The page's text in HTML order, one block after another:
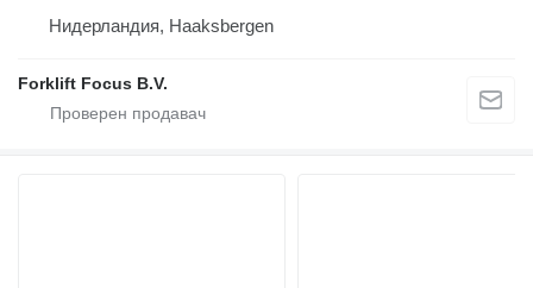
Нидерландия, Haaksbergen
Forklift Focus B.V.